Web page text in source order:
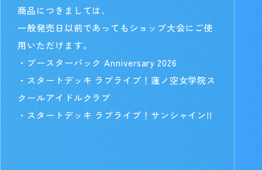
商品につきましては、
一般発売日以前であってもショップ大会にご使
用いただけます。
・ブースターパック Anniversary 2026
・スタートデッキ ラブライブ！蓮ノ空女学院ス
クールアイドルクラブ
・スタートデッキ ラブライブ！サンシャイン!!